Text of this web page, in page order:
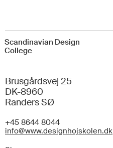
Scandinavian Design
College
Brusgårdsvej 25
DK-8960
Randers SØ
+45 8644 8044
info@www.designhojskolen.dk